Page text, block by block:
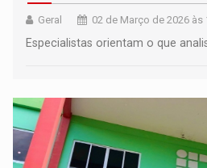
Geral 02 de Março de 2026 às
Especialistas orientam o que